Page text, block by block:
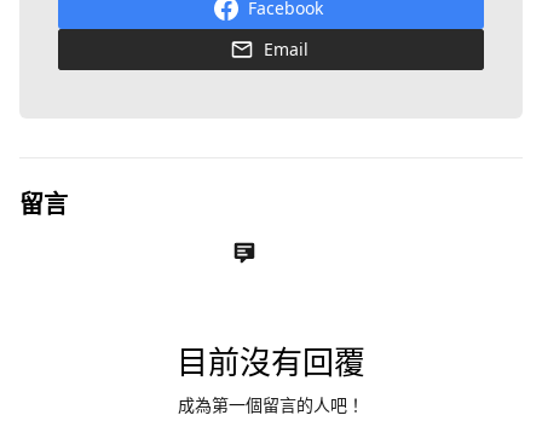
Facebook
Email
留言
目前沒有回覆
成為第一個留言的人吧！